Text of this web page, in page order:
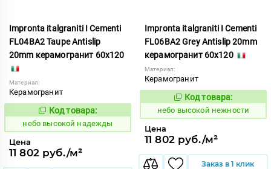
Impronta italgraniti I Cementi
FL04BA2 Taupe Antislip
20mm керамогранит 60x120
Материал:
Керамогранит
1111432
Код товара:
небо высокой надежды
Цена
11 802 руб./м²
Impronta italgraniti I Cementi
FL06BA2 Grey Antislip 20mm
керамогранит 60x120
Материал:
Керамогранит
1111433
Код товара:
небо высокой нежности
Цена
11 802 руб./м²
Заказ в 1 клик